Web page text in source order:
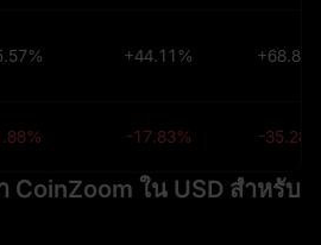
+44.11%
-17.83% -
CoinZoom ใน USD สำหรับ